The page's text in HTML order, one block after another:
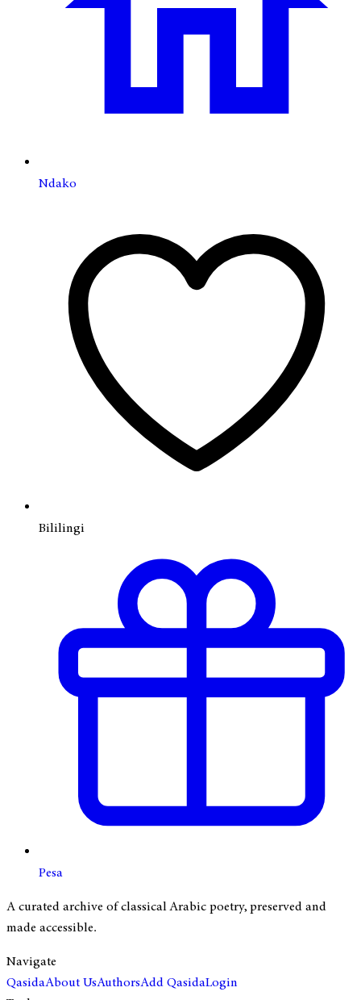
Ndako
Bililingi
Pesa
A curated archive of classical Arabic poetry, preserved and
made accessible.
Navigate
QasidaAbout UsAuthorsAdd QasidaLogin